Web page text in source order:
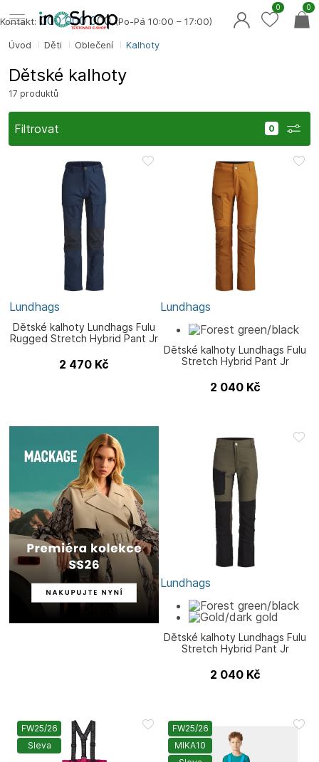
Úvod Děti Oblečení Kalhoty
Dětské kalhoty
17 produktů
Filtrovat
Lundhags
Dětské kalhoty Lundhags Fulu
Rugged Stretch Hybrid Pant Jr
2 470 Kč
Lundhags
Dětské kalhoty Lundhags Fulu
Stretch Hybrid Pant Jr
2 040 Kč
Lundhags
Dětské kalhoty Lundhags Fulu
Stretch Hybrid Pant Jr
2 040 Kč
FW25/26
Sleva
FW25/26
MIKA10
Kontakt: 000 000 000(Po-Pá 10:00 – 17:00)
0
0